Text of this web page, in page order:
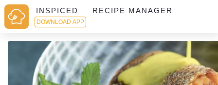
INSPICED — RECIPE MANAGER
DOWNLOAD APP